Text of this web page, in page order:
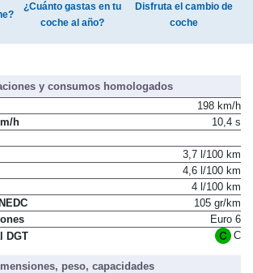
¿Cuánto gastas en tu
coche al año?
Disfruta el cambio de
coche
y consumos homologados
198 km/h
h
10,4 s
3,7 l/100 km
4,6 l/100 km
4 l/100 km
105 gr/km
Euro 6
DGT
C
peso, capacidades